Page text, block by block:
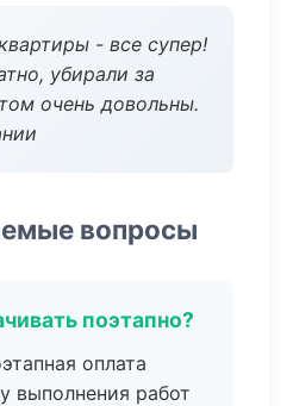
- все супер!
убирали за
очень довольны.
вопросы
поэтапно?
оплата
выполнения работ